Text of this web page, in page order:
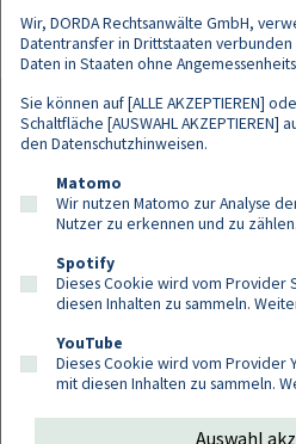
Wir, DORDA Rechtsanwälte GmbH,
Datentransfer in Drittstaaten
Daten in Staaten ohne
Sie können auf [ALLE AKZEPTIEREN]
Schaltfläche [AUSWAHL
den Datenschutzhinweisen.
Matomo
Wir nutzen Matomo zur Analyse
Nutzer zu erkennen und zu
Spotify
Dieses Cookie wird vom Provider
diesen Inhalten zu sammeln.
YouTube
Dieses Cookie wird vom Provider
mit diesen Inhalten zu sammeln.
Auswahl